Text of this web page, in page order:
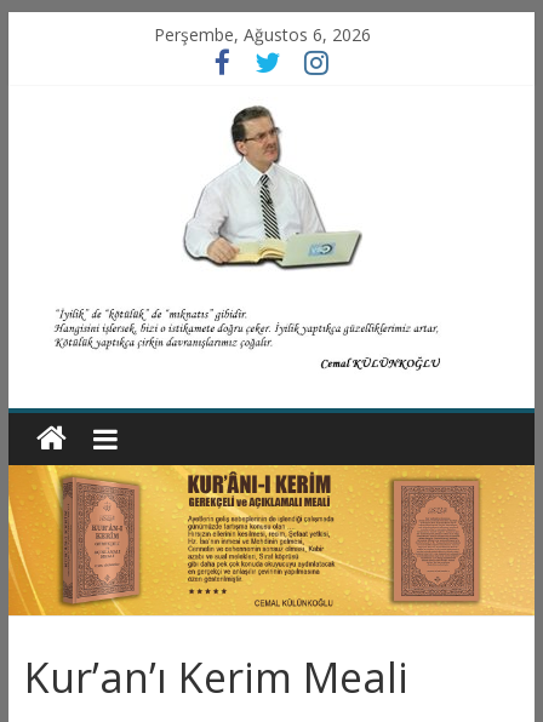
Perşembe, Ağustos 6, 2026
Kur’an’ı Kerim Meali